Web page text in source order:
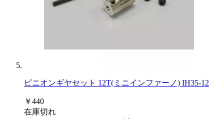
ピニオンギヤセット 12T(ミニインファーノ) IH35-12
￥440
在庫切れ